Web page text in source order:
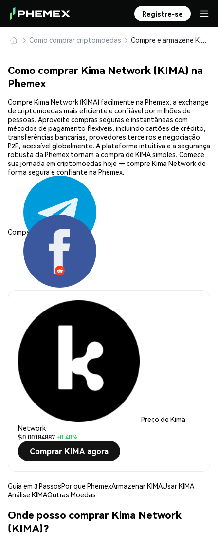
Registre-se
Como comprar criptomoedas Compre e armazene Kima Network (KIMA) com segurança
Como comprar Kima Network (KIMA) na
Phemex
Compre Kima Network (KIMA) facilmente na Phemex, a exchange
de criptomoedas mais eficiente e confiável por milhões de
pessoas. Aproveite compras seguras e instantâneas com
métodos de pagamento flexíveis, incluindo cartões de crédito,
transferências bancárias, provedores terceiros e negociação
P2P, acessível globalmente. A plataforma intuitiva e a segurança
robusta da Phemex tornam a compra de KIMA simples. Comece
sua jornada em criptomoedas hoje — compre Kima Network de
forma segura e confiante na Phemex.
Compartilhar:
Preço de Kima
Network
$0.00184887+0.40%
Comprar KIMA agora
Guia em 3 PassosPor que PhemexArmazenar KIMAUsar KIMA
Análise KIMAOutras Moedas
Onde posso comprar Kima Network
(KIMA)?